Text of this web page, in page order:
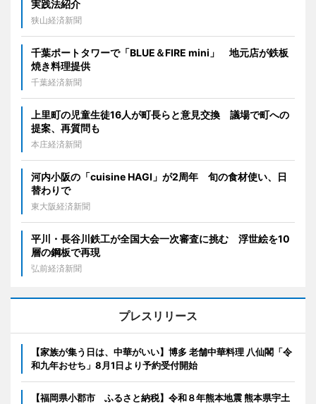
実践法紹介
狭山経済新聞
千葉ポートタワーで「BLUE＆FIRE mini」 地元店が鉄板
焼き料理提供
千葉経済新聞
上里町の児童生徒16人が町長らと意見交換 議場で町への
提案、再質問も
本庄経済新聞
河内小阪の「cuisine HAGI」が2周年 旬の食材使い、日
替わりで
東大阪経済新聞
平川・長谷川鉄工が全国大会一次審査に挑む 浮世絵を10
層の鋼板で再現
弘前経済新聞
プレスリリース
【家族が集う日は、中華がいい】博多 老舗中華料理 八仙閣「令
和九年おせち」8月1日より予約受付開始
【福岡県小郡市 ふるさと納税】令和８年熊本地震 熊本県宇土